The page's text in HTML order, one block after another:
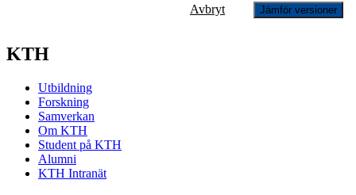
Avbryt Jämför versioner
KTH
Utbildning
Forskning
Samverkan
Om KTH
Student på KTH
Alumni
KTH Intranät